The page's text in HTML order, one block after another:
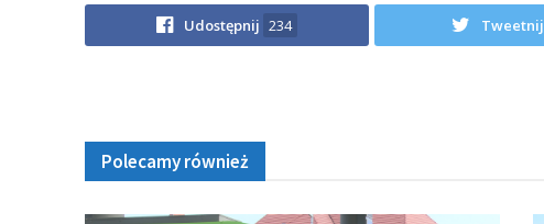
Udostępnij 234 Tweetnij
Polecamy również